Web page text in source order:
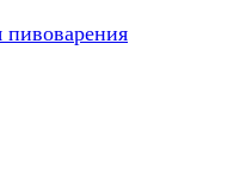
пивоварения